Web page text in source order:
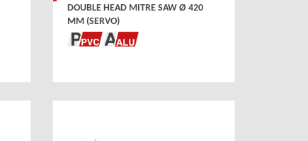
DOUBLE HEAD MITRE SAW Ø 420
MM (SERVO)